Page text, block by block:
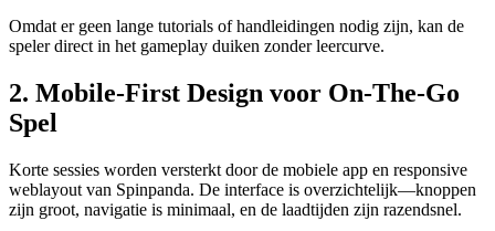
Omdat er geen lange tutorials of handleidingen nodig zijn, kan de
speler direct in het gameplay duiken zonder leercurve.
2. Mobile‑First Design voor On‑The‑Go
Spel
Korte sessies worden versterkt door de mobiele app en responsive
weblayout van Spinpanda. De interface is overzichtelijk—knoppen
zijn groot, navigatie is minimaal, en de laadtijden zijn razendsnel.